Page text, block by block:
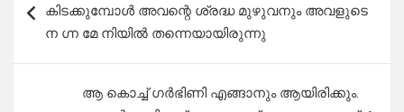
കിടക്കുമ്പോൾ അവന്റെ ശ്രദ്ധ മുഴുവനും അവളുടെ
ന ഗ്ന മേ നിയിൽ തന്നെയായിരുന്നു
ആ കൊച്ച് ഗർഭിണി എങ്ങാനും ആയിരിക്കും.